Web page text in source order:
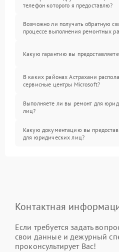
телефон которого я предоставлю?
Возможно ли получать обратную
процессе выполнения ремонтных
Какую гарантию вы
В каких районах Астрахани
сервисные центры Microsoft?
Выполняете ли вы ремонт для
лиц?
Какую документацию вы
для юридических лиц?
Контактная
Если требуется задать
свои данные и дежурный
проконсультирует Вас!